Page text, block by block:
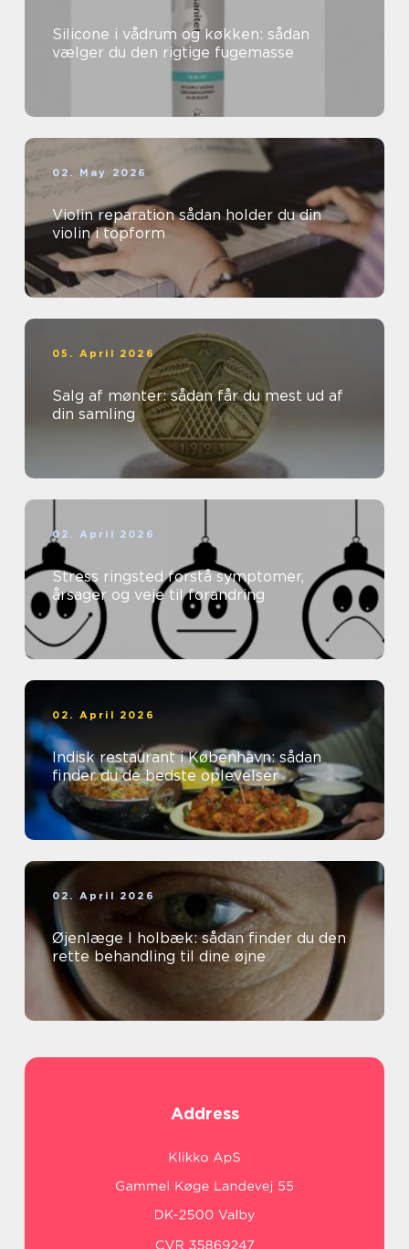
Silicone i vådrum og køkken: sådan
vælger du den rigtige fugemasse
02. May 2026
Violin reparation sådan holder du din
violin i topform
05. April 2026
Salg af mønter: sådan får du mest ud af
din samling
02. April 2026
Stress ringsted forstå symptomer,
årsager og veje til forandring
02. April 2026
Indisk restaurant i København: sådan
finder du de bedste oplevelser
02. April 2026
Øjenlæge I holbæk: sådan finder du den
rette behandling til dine øjne
Address